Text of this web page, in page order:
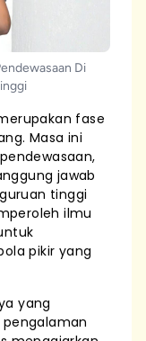
Di
fase
Masa ini
jawab
tinggi
ilmu
pikir yang
yang